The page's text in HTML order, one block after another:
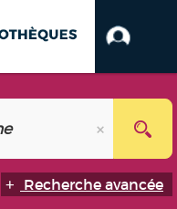
Recherche avancée